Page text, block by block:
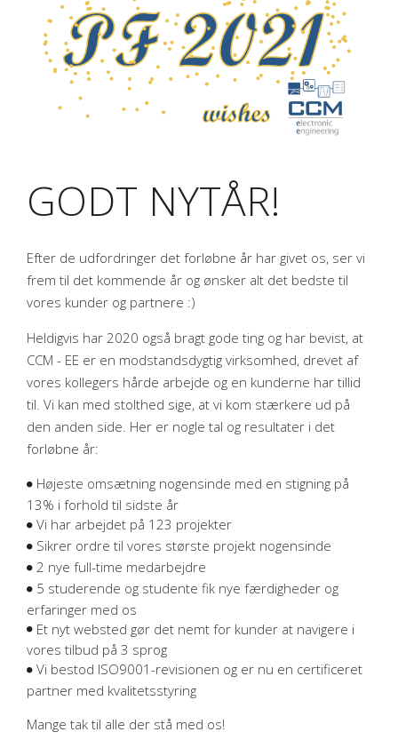
National Instruments partner
Referencer
Presse
LabVIEW
Robot programmering
Embedded programmering
Mekanisk ingeniørarbejde
Mekanisk design
Testfiksturer
Elektronisk ingeniørarbejde
Hardware
Test systemer
Målesystemer
Vision systemer
Servicering
Cases
Resources
GODT NYTÅR!
Efter de udfordringer det forløbne år har givet os, ser vi
frem til det kommende år og ønsker alt det bedste til
vores kunder og partnere :)
Heldigvis har 2020 også bragt gode ting og har bevist, at
CCM - EE er en modstandsdygtig virksomhed, drevet af
vores kollegers hårde arbejde og en kunderne har tillid
til. Vi kan med stolthed sige, at vi kom stærkere ud på
den anden side. Her er nogle tal og resultater i det
forløbne år:
Højeste omsætning nogensinde med en stigning på
13% i forhold til sidste år
Vi har arbejdet på 123 projekter
Sikrer ordre til vores største projekt nogensinde
2 nye full-time medarbejdre
5 studerende og studente fik nye færdigheder og
erfaringer med os
Et nyt websted gør det nemt for kunder at navigere i
vores tilbud på 3 sprog
Vi bestod ISO9001-revisionen og er nu en certificeret
partner med kvalitetsstyring
Mange tak til alle der stå med os!